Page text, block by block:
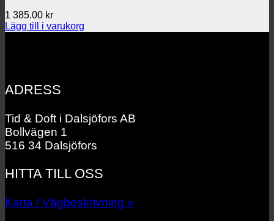
1 385.00 kr
Lägg till i varukorg
ADRESS
Tid & Doft i Dalsjöfors AB
Bollvägen 1
516 34 Dalsjöfors
HITTA TILL OSS
Karta / Vägbeskrivning »